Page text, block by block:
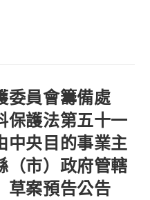
委員會籌備處
保護法第五十一
中央目的事業主
（市）政府管轄
草案預告公告